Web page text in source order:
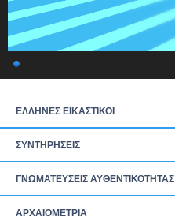
ΕΛΛΗΝΕΣ ΕΙΚΑΣΤΙΚΟΙ
ΣΥΝΤΗΡΗΣΕΙΣ
ΓΝΩΜΑΤΕΥΣΕΙΣ ΑΥΘΕΝΤΙΚΟΤΗΤΑΣ
ΑΡΧΑΙΟΜΕΤΡΙΑ